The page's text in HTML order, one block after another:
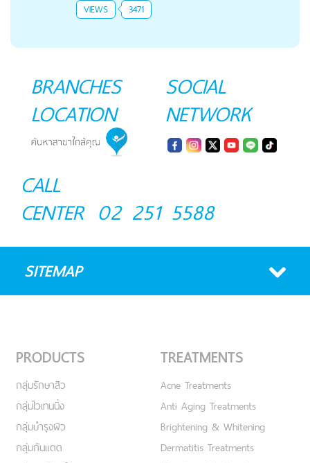
VIEWS 3471
BRANCHES
LOCATION
SOCIAL
NETWORK
CALL
CENTER 02 251 5588
SITEMAP
PRODUCTS
กลุ่มรักษาสิว
กลุ่มไวเทนนิ่ง
กลุ่มบำรุงผิว
กลุ่มกันแดด
TREATMENTS
Acne Treatments
Anti Aging Treatments
Brightening & Whitening
Dermatitis Treatments